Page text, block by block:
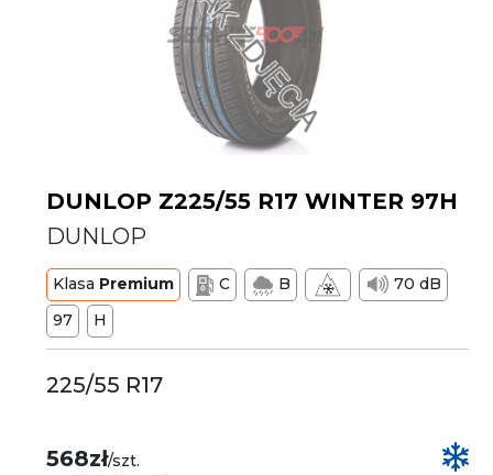
DUNLOP Z225/55 R17 WINTER 97H
DUNLOP
Klasa Premium C B
70 dB
97
H
225/55 R17
568zł/szt.